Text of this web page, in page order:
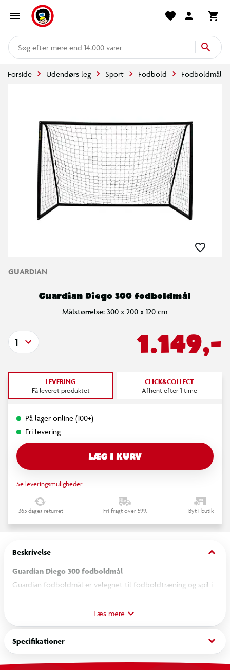
mere end 14.000 varer
Forside Udendørs leg Sport Fodbold Fodboldmål
GUARDIAN
Guardian Diego 300 fodboldmål
Målstørrelse: 300 x 200 x 120 cm
1.149,-
1
LEVERING
Få leveret produktet
CLICK&COLLECT
Afhent efter 1 time
På lager online (100+)
Fri levering
LÆG I KURV
Se leveringsmuligheder
365 dages returret Fri fragt over 599,- Byt i butik
Beskrivelse keyboard_arrow_down
Guardian Diego 300 fodboldmål
Guardian fodboldmål er velegnet til fodboldtræning og spil i
200 x 120 cm og giver gode muligheder for at træne skud,
afleveringer og præcision. Den sorte ramme er fremstillet af
hård plast, som kræver minimal vedligeholdelse, og
konstruktionen er samtidig let nok til at kunne flyttes efter
behov. Bagstivere bidrager til en stabil opstilling under brug.
Læs mere
Specifikationer keyboard_arrow_down